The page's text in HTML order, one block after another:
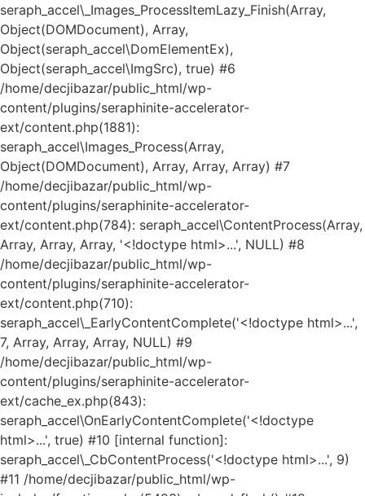
Kako mogu da
pomognem?
Zdravo! Ja sam
Niwa Ai
Asistent. Pitajte
me šta god o
seraph_accel\_Images_ProcessItemLazy_Finish(Array,
Object(DOMDocument), Array,
Object(seraph_accel\DomElementEx),
Object(seraph_accel\ImgSrc), true) #6
/home/decjibazar/public_html/wp-
content/plugins/seraphinite-accelerator-
ext/content.php(1881):
seraph_accel\Images_Process(Array,
Object(DOMDocument), Array, Array, Array) #7
/home/decjibazar/public_html/wp-
content/plugins/seraphinite-accelerator-
ext/content.php(784): seraph_accel\ContentProcess(Array,
Array, Array, Array, '<!doctype html>...', NULL) #8
/home/decjibazar/public_html/wp-
content/plugins/seraphinite-accelerator-
ext/content.php(710):
seraph_accel\_EarlyContentComplete('<!doctype html>...',
7, Array, Array, Array, NULL) #9
/home/decjibazar/public_html/wp-
content/plugins/seraphinite-accelerator-
ext/cache_ex.php(843):
seraph_accel\OnEarlyContentComplete('<!doctype
html>...', true) #10 [internal function]:
seraph_accel\_CbContentProcess('<!doctype html>...', 9)
#11 /home/decjibazar/public_html/wp-